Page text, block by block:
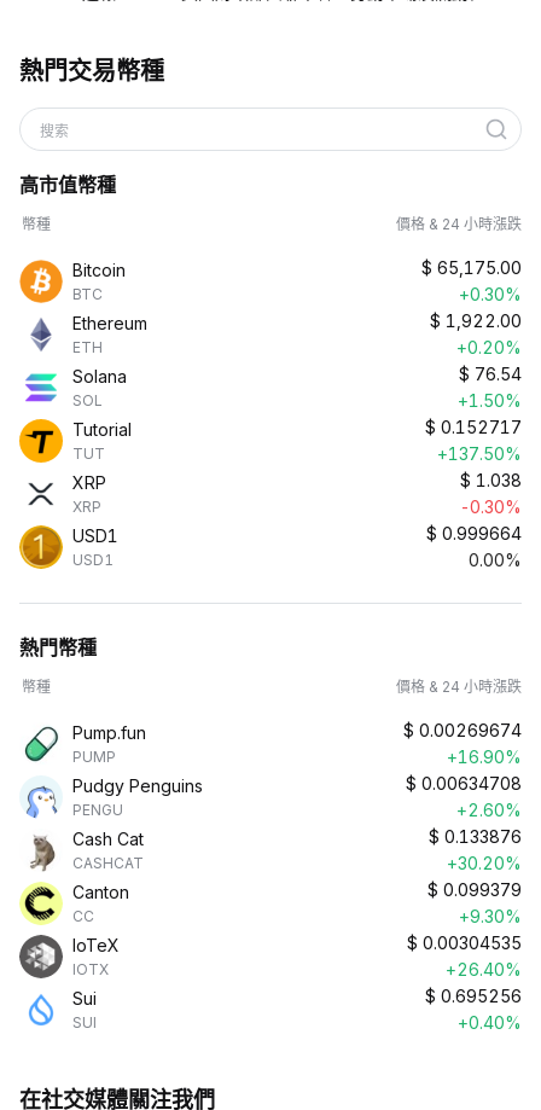
熱門交易幣種
搜索
高市值幣種
幣種 價格 & 24 小時漲跌
Bitcoin
BTC
$ 65,175.00
+0.30%
Ethereum
ETH
$ 1,922.00
+0.20%
Solana
SOL
$ 76.54
+1.50%
Tutorial
TUT
$ 0.152717
+137.50%
XRP
XRP
$ 1.038
-0.30%
USD1
USD1
$ 0.999664
0.00%
熱門幣種
幣種 價格 & 24 小時漲跌
Pump.fun
PUMP
$ 0.00269674
+16.90%
Pudgy Penguins
PENGU
$ 0.00634708
+2.60%
Cash Cat
CASHCAT
$ 0.133876
+30.20%
Canton
CC
$ 0.099379
+9.30%
IoTeX
IOTX
$ 0.00304535
+26.40%
Sui
SUI
$ 0.695256
+0.40%
在社交媒體關注我們